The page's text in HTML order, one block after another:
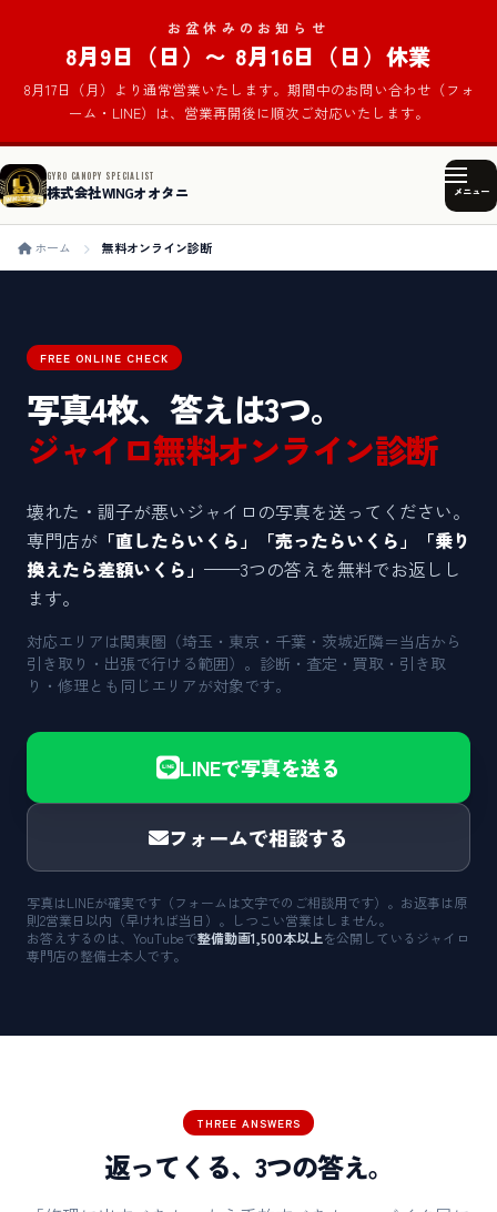
お盆休みのお知らせ
8月9日（日）〜 8月16日（日）休業
8月17日（月）より通常営業いたします。期間中のお問い合わせ（フォ
ーム・LINE）は、営業再開後に順次ご対応いたします。
GYRO CANOPY SPECIALIST
株式会社WINGオオタニ メニュー
ホーム 無料オンライン診断
FREE ONLINE CHECK
写真4枚、答えは3つ。
ジャイロ無料オンライン診断
壊れた・調子が悪いジャイロの写真を送ってください。
専門店が 「直したらいくら」「売ったらいくら」「乗り
換えたら差額いくら」 ——3つの答えを無料でお返しし
ます。
対応エリアは関東圏（埼玉・東京・千葉・茨城近隣＝当店から
引き取り・出張で行ける範囲）。診断・査定・買取・引き取
り・修理とも同じエリアが対象です。
LINEで写真を送る
フォームで相談する
写真はLINEが確実です（フォームは文字でのご相談用です）。お返事は原
則2営業日以内（早ければ当日）。しつこい営業はしません。
お答えするのは、YouTubeで整備動画1,500本以上を公開しているジャイロ
専門店の整備士本人です。
THREE ANSWERS
返ってくる、3つの答え。